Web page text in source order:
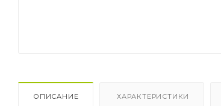
ОПИСАНИЕ ХАРАКТЕРИСТИКИ